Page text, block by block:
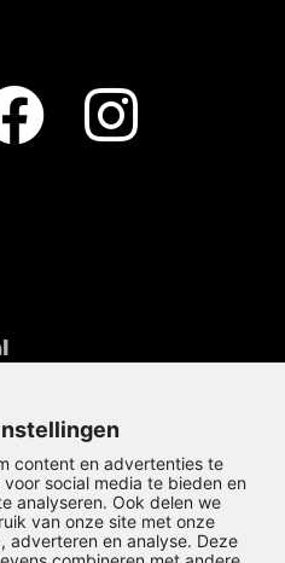
content en advertenties te
social media te bieden en
analyseren. Ook delen we
van onze site met onze
adverteren en analyse. Deze